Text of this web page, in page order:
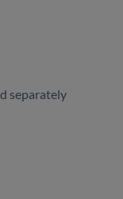
separately